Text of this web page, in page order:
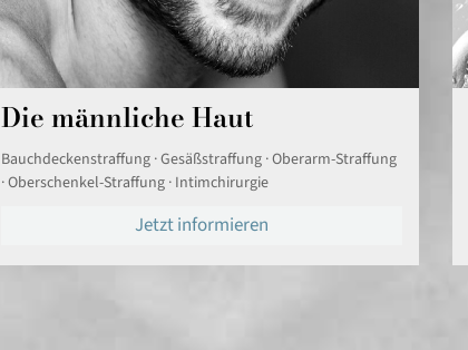
Die männliche Haut
Bauchdeckenstraffung · Gesäßstraffung · Oberarm-Straffung
· Oberschenkel-Straffung · Intimchirurgie
Jetzt informieren